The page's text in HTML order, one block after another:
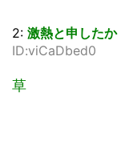
2: 激熱と申したか
ID:viCaDbed0
草